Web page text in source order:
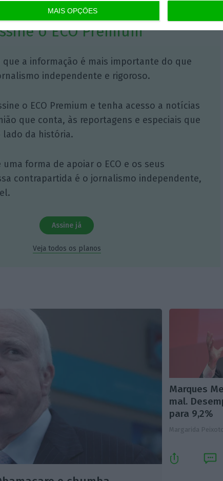
MAIS OPÇÕES
o ECO Premium
a informação é mais importante do que
independente e rigoroso.
o ECO Premium e tenha acesso a notícias
que conta, às reportagens e especiais que
da história.
uma forma de apoiar o ECO e os seus
contrapartida é o jornalismo independente,
Assine já
Veja todos os planos
Marques
mal.
para 9,2%
Margarida